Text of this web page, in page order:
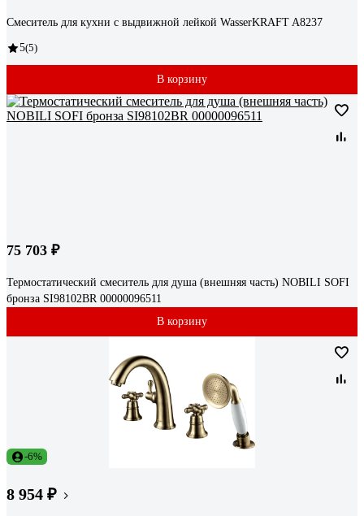
Смеситель для кухни с выдвижной лейкой WasserKRAFT A8237
5(5)
В корзину
75 703 ₽
Термостатический смеситель для душа (внешняя часть) NOBILI SOFI
бронза SI98102BR 00000096511
В корзину
-6%
8 954 ₽